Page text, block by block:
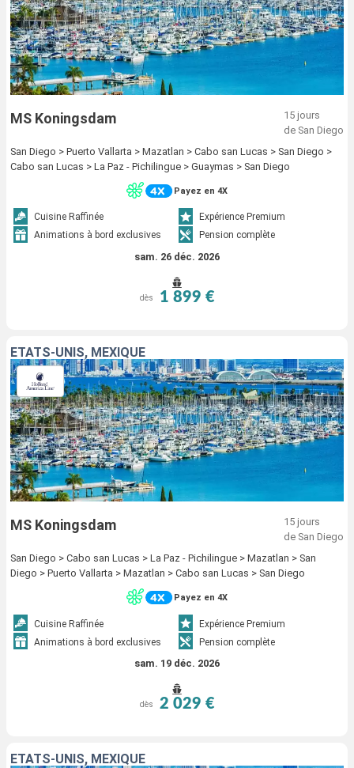
MS Koningsdam
15 jours
de San Diego
San Diego > Puerto Vallarta > Mazatlan > Cabo san Lucas > San Diego >
Cabo san Lucas > La Paz - Pichilingue > Guaymas > San Diego
Payez en 4X
Cuisine Raffinée
Expérience Premium
Animations à bord exclusives
Pension complète
sam. 26 déc. 2026
dès 1 899 €
ÉTATS-UNIS, MEXIQUE
MS Koningsdam
15 jours
de San Diego
San Diego > Cabo san Lucas > La Paz - Pichilingue > Mazatlan > San
Diego > Puerto Vallarta > Mazatlan > Cabo san Lucas > San Diego
Payez en 4X
Cuisine Raffinée
Expérience Premium
Animations à bord exclusives
Pension complète
sam. 19 déc. 2026
dès 2 029 €
ÉTATS-UNIS, MEXIQUE